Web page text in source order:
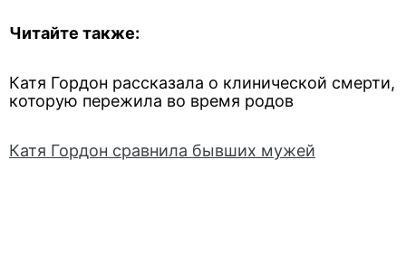
Читайте также:
Катя Гордон рассказала о клинической смерти,
которую пережила во время родов
Катя Гордон сравнила бывших мужей